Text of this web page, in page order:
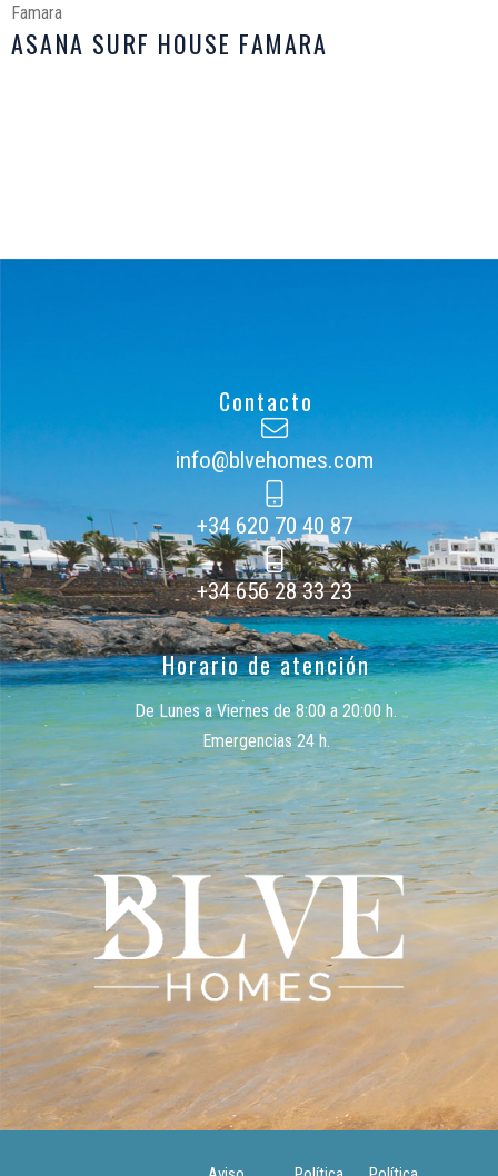
Famara
ASANA SURF HOUSE FAMARA
Contacto
info@blvehomes.com
+34 620 70 40 87
+34 656 28 33 23
Horario de atención
De Lunes a Viernes de 8:00 a 20:00 h.
Emergencias 24 h.